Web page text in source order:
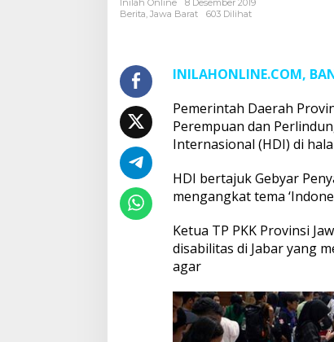
Geologi
Internasional
Inilah Online
8 Desember 2019
Berita, Jawa Barat 603 Dilihat
INILAHONLINE.COM,
Pemerintah Daerah
Perempuan dan
Internasional (HDI) di
HDI bertajuk Gebyar
mengangkat tema
Ketua TP PKK Provinsi
disabilitas di Jabar yang
agar